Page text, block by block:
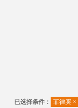
已选择条件： 菲律宾 ×